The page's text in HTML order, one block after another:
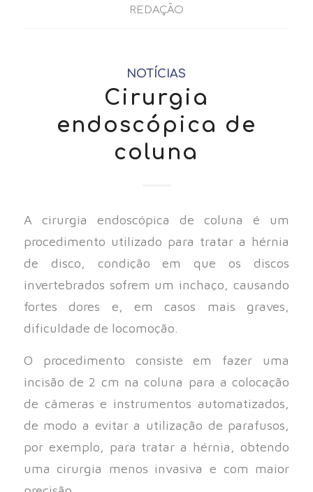
REDAÇÃO
NOTÍCIAS
Cirurgia
endoscópica de
coluna
A cirurgia endoscópica de coluna é um
procedimento utilizado para tratar a hérnia
de disco, condição em que os discos
invertebrados sofrem um inchaço, causando
fortes dores e, em casos mais graves,
dificuldade de locomoção.
O procedimento consiste em fazer uma
incisão de 2 cm na coluna para a colocação
de câmeras e instrumentos automatizados,
de modo a evitar a utilização de parafusos,
por exemplo, para tratar a hérnia, obtendo
uma cirurgia menos invasiva e com maior